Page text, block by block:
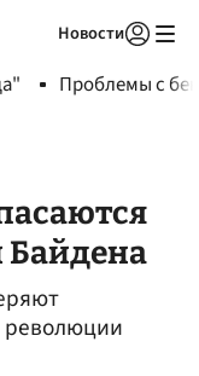
Новости
Проблемы с
Байдена
революции